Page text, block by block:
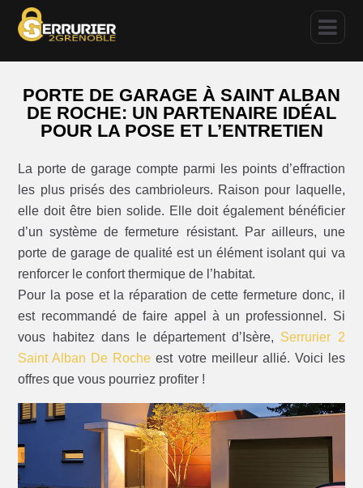
PORTE DE GARAGE À SAINT ALBAN
DE ROCHE: UN PARTENAIRE IDÉAL
POUR LA POSE ET L’ENTRETIEN
La porte de garage compte parmi les points d’effraction
les plus prisés des cambrioleurs. Raison pour laquelle,
elle doit être bien solide. Elle doit également bénéficier
d’un système de fermeture résistant. Par ailleurs, une
porte de garage de qualité est un élément isolant qui va
renforcer le confort thermique de l’habitat.
Pour la pose et la réparation de cette fermeture donc, il
est recommandé de faire appel à un professionnel. Si
vous habitez dans le département d’Isère, Serrurier 2
Saint Alban De Roche est votre meilleur allié. Voici les
offres que vous pourriez profiter !